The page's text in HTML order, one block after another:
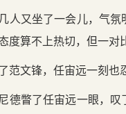
人又坐了一会儿，气氛
度算不上热切，但一对
范文锋，任宙远一刻也
德瞥了任宙远一眼，